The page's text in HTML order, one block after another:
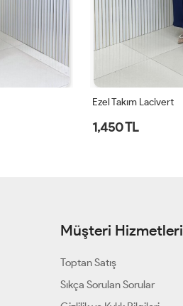
Ezel Takım Lacivert
1,450 TL
Müşteri Hizmetleri
Toptan Satış
Sıkça Sorulan Sorular